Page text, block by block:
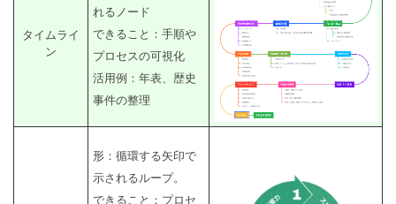
タイムライ
ン
れるノード
できること：手順や
プロセスの可視化
活用例：年表、歴史
事件の整理
形：循環する矢印で
示されるループ。
できること：プロセ